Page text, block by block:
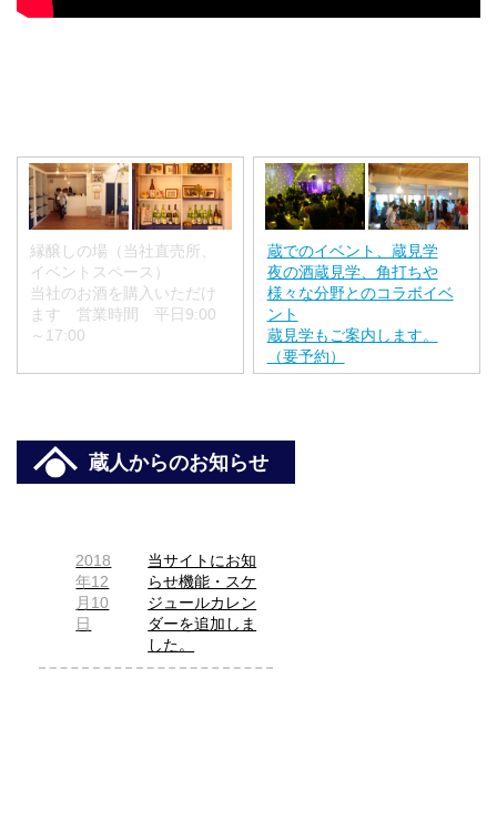
縁醸しの場（当社直売所、
イベントスペース）
当社のお酒を購入いただけ
ます 営業時間 平日9:00
～17:00
蔵でのイベント、蔵見学
夜の酒蔵見学、角打ちや
様々な分野とのコラボイベ
ント
蔵見学もご案内します。
（要予約）
蔵人からのお知らせ
2018
年12
月10
日
当サイトにお知
らせ機能・スケ
ジュールカレン
ダーを追加しま
した。